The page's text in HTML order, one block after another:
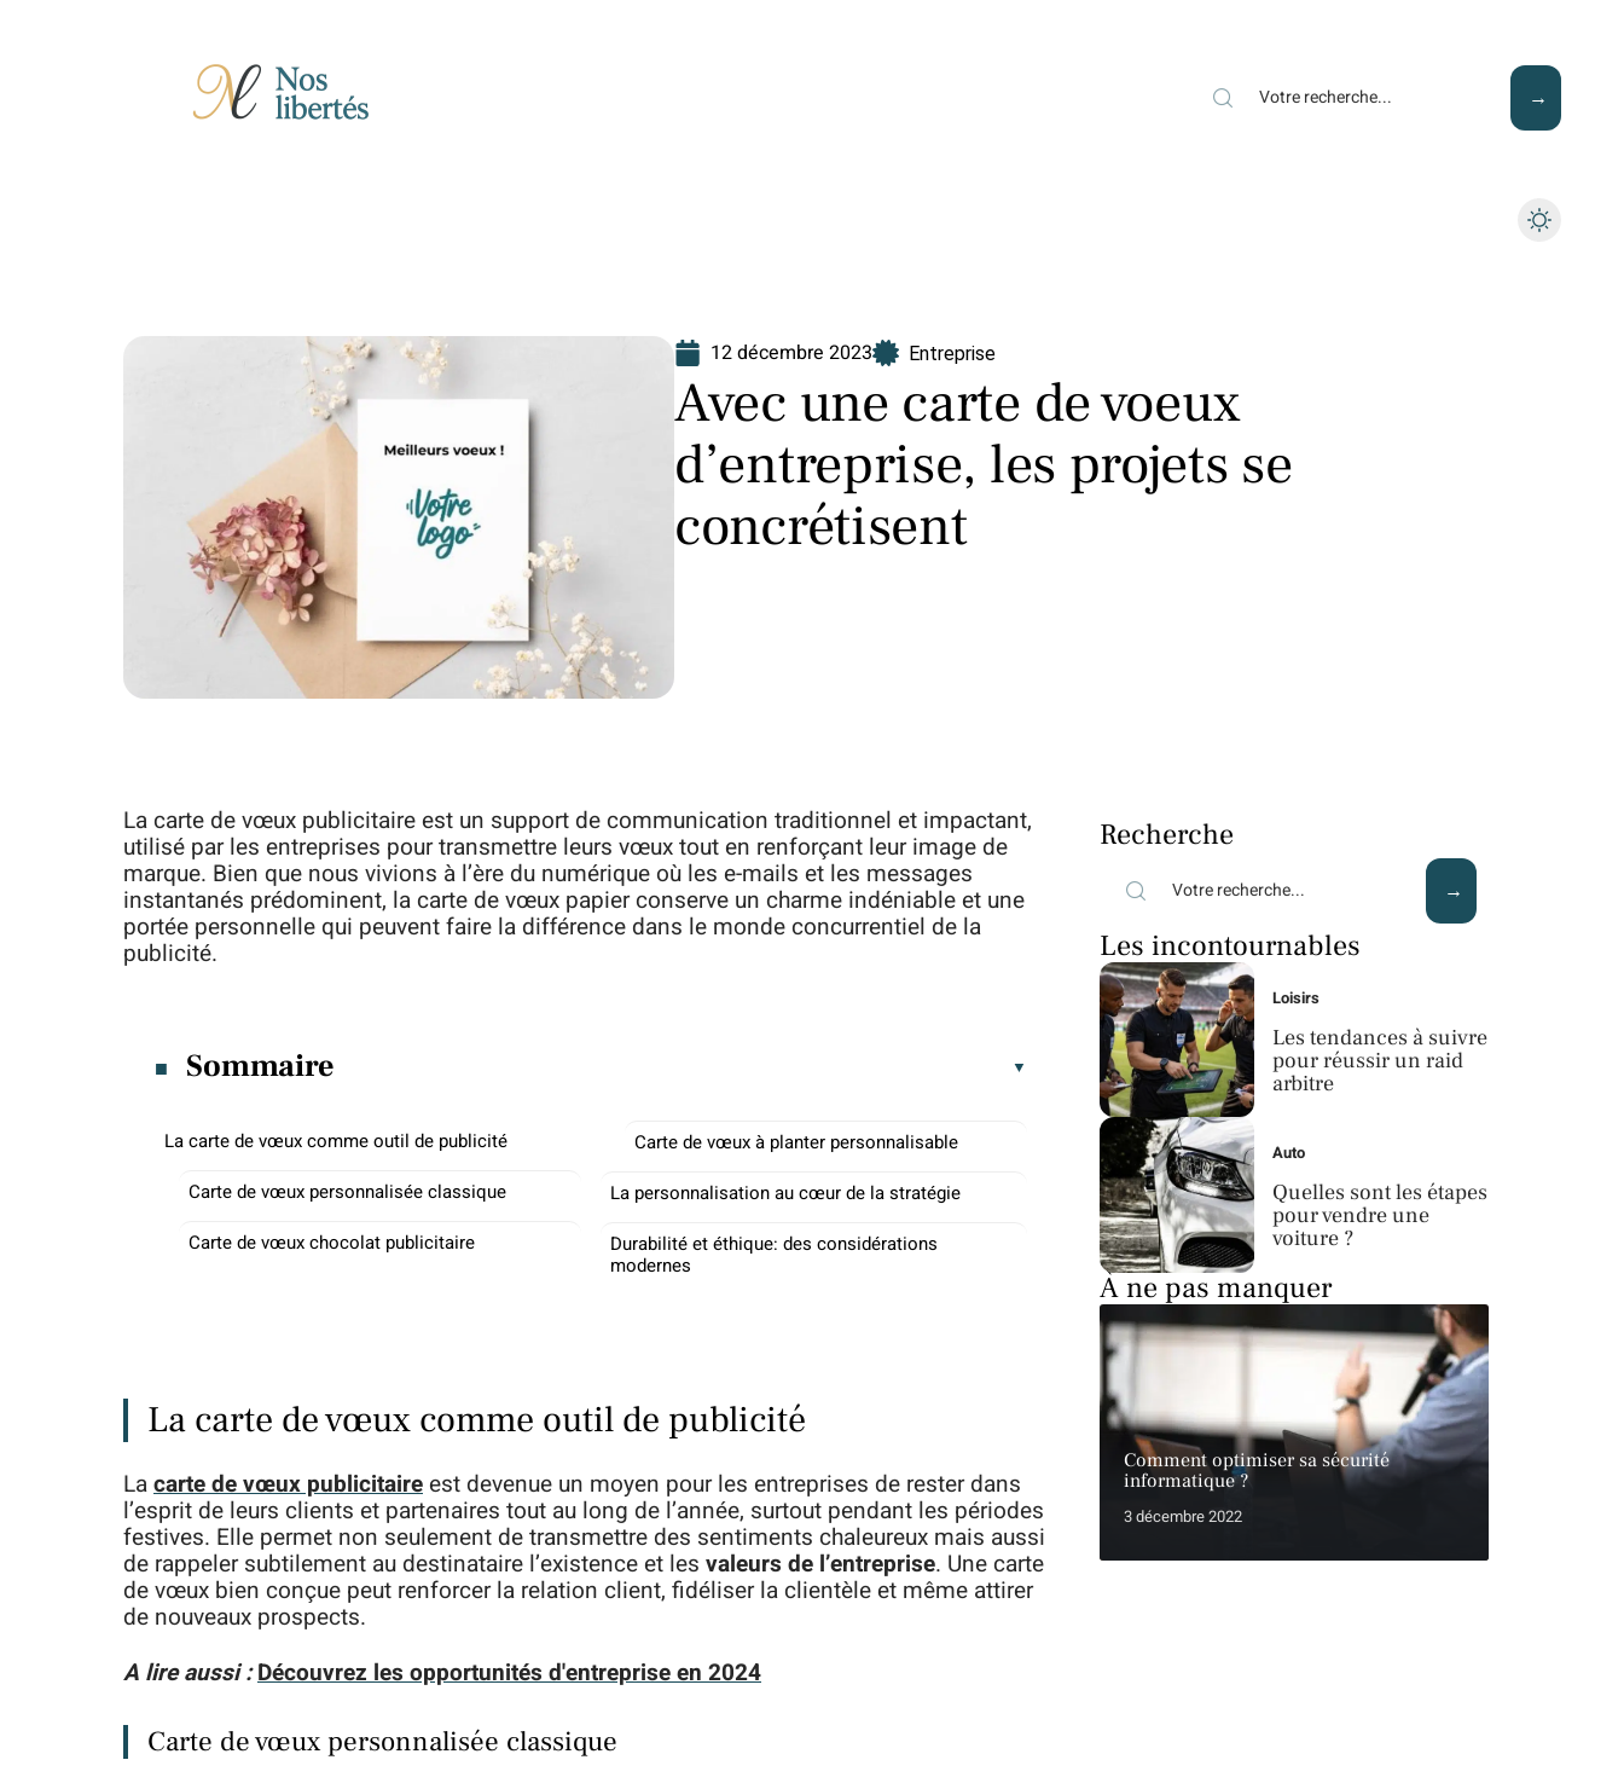
12 décembre 2023 Entreprise
Avec une carte de voeux
d’entreprise, les projets se
concrétisent
La carte de vœux publicitaire est un support de communication traditionnel et impactant,
utilisé par les entreprises pour transmettre leurs vœux tout en renforçant leur image de
marque. Bien que nous vivions à l’ère du numérique où les e-mails et les messages
instantanés prédominent, la carte de vœux papier conserve un charme indéniable et une
portée personnelle qui peuvent faire la différence dans le monde concurrentiel de la
publicité.
Sommaire
La carte de vœux comme outil de publicité
Carte de vœux personnalisée classique
Carte de vœux chocolat publicitaire
Carte de vœux à planter personnalisable
La personnalisation au cœur de la stratégie
Durabilité et éthique: des considérations
modernes
La carte de vœux comme outil de publicité
Lacarte de vœux publicitaireest devenue un moyen pour les entreprises de rester dans
l’esprit de leurs clients et partenaires tout au long de l’année, surtout pendant les périodes
festives. Elle permet non seulement de transmettre des sentiments chaleureux mais aussi
de rappeler subtilement au destinataire l’existence et les valeurs de l’entreprise. Une carte
de vœux bien conçue peut renforcer la relation client, fidéliser la clientèle et même attirer
de nouveaux prospects.
A lire aussi :Découvrez les opportunités d'entreprise en 2024
Carte de vœux personnalisée classique
Recherche
Les incontournables
Loisirs
Les tendances à suivre
pour réussir un raid
arbitre
Auto
Quelles sont les étapes
pour vendre une
voiture ?
À ne pas manquer
Comment optimiser sa sécurité
informatique ?
3 décembre 2022